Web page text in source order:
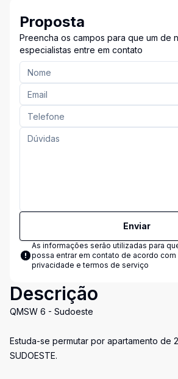
Proposta
Preencha os campos para que um de
especialistas entre em contato
Enviar
As informações serão utilizadas para
possa entrar em contato de acordo com
privacidade e termos de serviço
Descrição
QMSW 6 - Sudoeste
Estuda-se permutar por apartamento de
SUDOESTE.